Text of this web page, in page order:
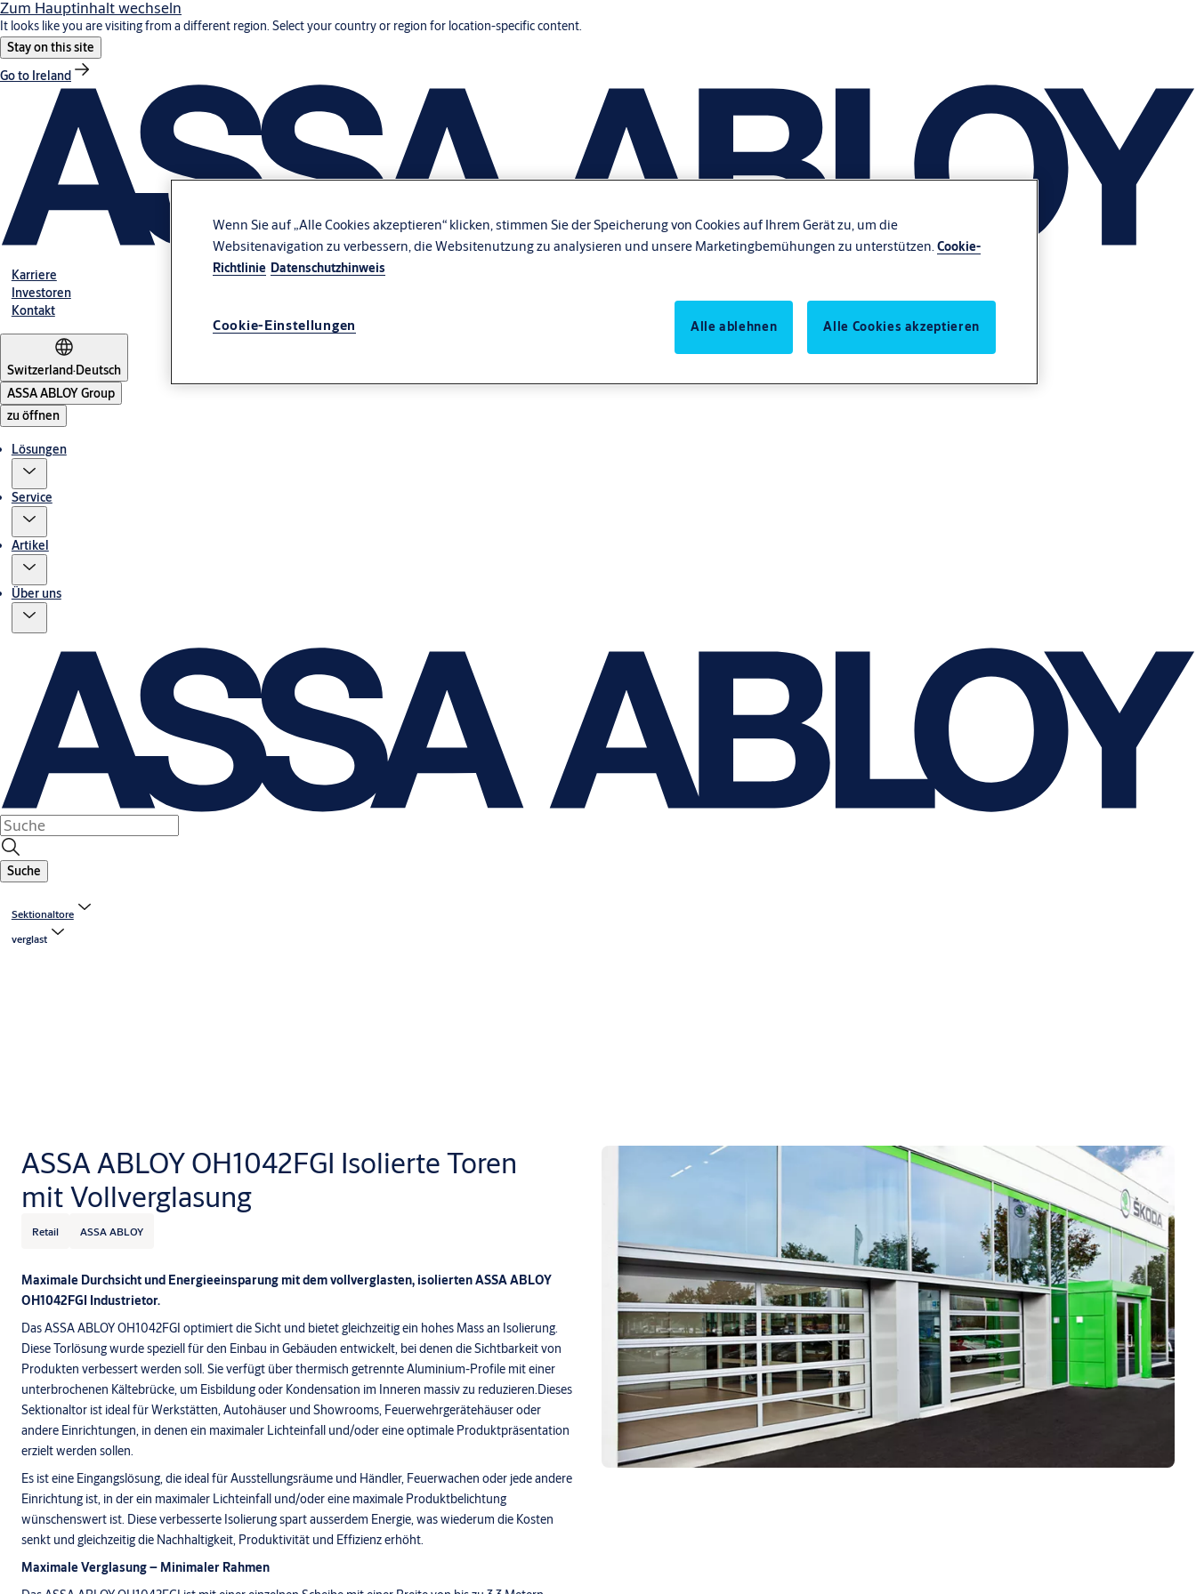
Zum Hauptinhalt wechseln
It looks like you are visiting from a different region. Select your country or region for location-specific content.
Stay on this site
Go to Ireland
Karriere
Investoren
Kontakt
Switzerland·Deutsch
ASSA ABLOY Group
zu öffnen
Lösungen
Service
Artikel
Über uns
Suche
Sektionaltore
verglast
ASSA ABLOY OH1042FGI Isolierte Toren
mit Vollverglasung
Retail ASSA ABLOY
Maximale Durchsicht und Energieeinsparung mit dem vollverglasten, isolierten ASSA ABLOY
OH1042FGI Industrietor.
Das ASSA ABLOY OH1042FGI optimiert die Sicht und bietet gleichzeitig ein hohes Mass an Isolierung.
Diese Torlösung wurde speziell für den Einbau in Gebäuden entwickelt, bei denen die Sichtbarkeit von
Produkten verbessert werden soll. Sie verfügt über thermisch getrennte Aluminium-Profile mit einer
unterbrochenen Kältebrücke, um Eisbildung oder Kondensation im Inneren massiv zu reduzieren.Dieses
Sektionaltor ist ideal für Werkstätten, Autohäuser und Showrooms, Feuerwehrgerätehäuser oder
andere Einrichtungen, in denen ein maximaler Lichteinfall und/oder eine optimale Produktpräsentation
erzielt werden sollen.
Es ist eine Eingangslösung, die ideal für Ausstellungsräume und Händler, Feuerwachen oder jede andere
Einrichtung ist, in der ein maximaler Lichteinfall und/oder eine maximale Produktbelichtung
wünschenswert ist. Diese verbesserte Isolierung spart ausserdem Energie, was wiederum die Kosten
senkt und gleichzeitig die Nachhaltigkeit, Produktivität und Effizienz erhöht.
Maximale Verglasung – Minimaler Rahmen
Wenn Sie auf „Alle Cookies akzeptieren“ klicken, stimmen Sie der Speicherung von Cookies auf Ihrem Gerät zu, um die
Websitenavigation zu verbessern, die Websitenutzung zu analysieren und unsere Marketingbemühungen zu unterstützen. Cookie-
Richtlinie Datenschutzhinweis
Cookie-Einstellungen Alle ablehnen Alle Cookies akzeptieren